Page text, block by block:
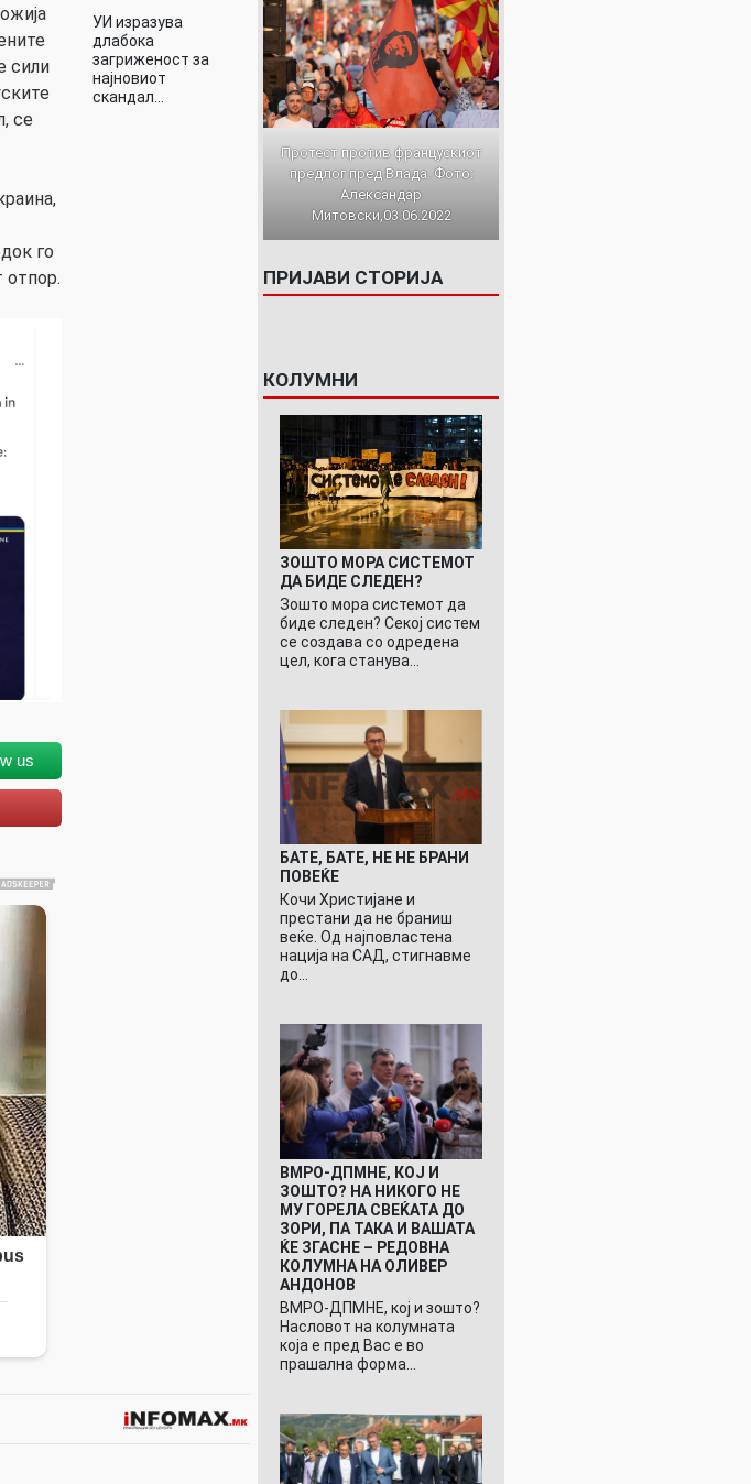
сили
се
го
отпор.
us
УИ изразува
длабока
загриженост за
најновиот
скандал…
Протест против францускиот
предлог пред Влада. Фото:
Александар
Митовски,03.06.2022
ПРИЈАВИ СТОРИЈА
КОЛУМНИ
ЗОШТО МОРА СИСТЕМОТ
ДА БИДЕ СЛЕДЕН?
Зошто мора системот да
биде следен? Секој систем
се создава со одредена
цел, кога станува…
БАТЕ, БАТЕ, НЕ НЕ БРАНИ
ПОВЕЌЕ
Кочи Христијане и
престани да не браниш
веќе. Од најповластена
нација на САД, стигнавме
до…
ВМРО-ДПМНЕ, КОЈ И
ЗОШТО? НА НИКОГО НЕ
МУ ГОРЕЛА СВЕЌАТА ДО
ЗОРИ, ПА ТАКА И ВАШАТА
ЌЕ ЗГАСНЕ – РЕДОВНА
КОЛУМНА НА ОЛИВЕР
АНДОНОВ
ВМРО-ДПМНЕ, кој и зошто?
Насловот на колумната
која е пред Вас е во
прашална форма…